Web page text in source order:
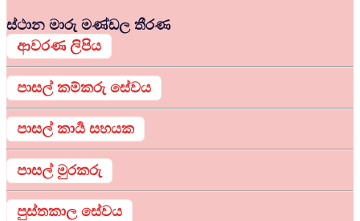
ස්ථාන මාරු මණ්ඩල තීරණ
ආවරණ ලිපිය
පාසල් කම්කරු සේවය
පාසල් කාර්‍ය සහයක
පාසල් මුරකරු
පුස්තකාල සේවය